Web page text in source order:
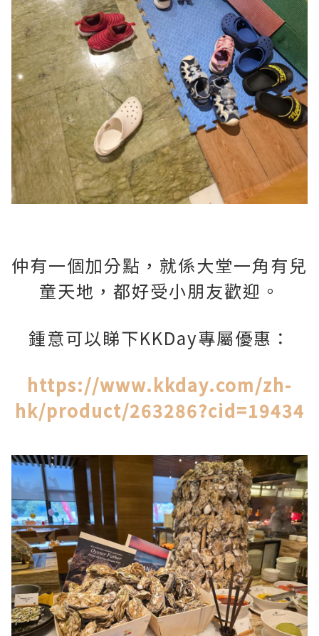
仲有一個加分點，就係大堂一角有兒
童天地，都好受小朋友歡迎。
鍾意可以睇下KKDay專屬優惠：
https://www.kkday.com/zh-
hk/product/263286?cid=19434